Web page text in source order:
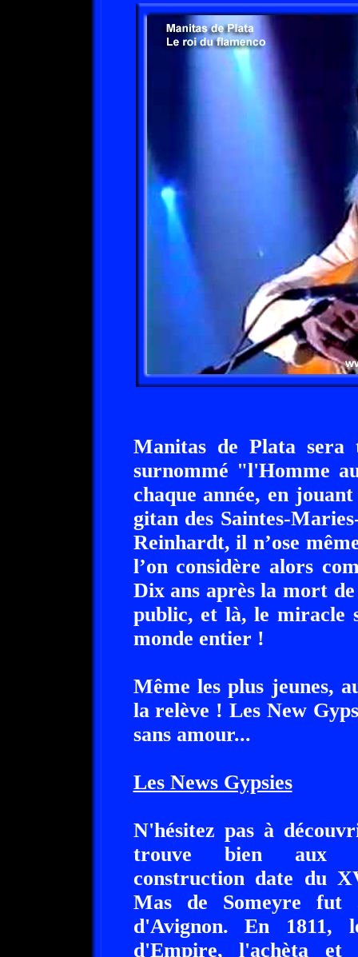
Manitas de Plata sera
surnommé "l'Homme
chaque année, en
gitan des Saintes-
Reinhardt, il n’ose
l’on considère alors
Dix ans après la mort
public, et là, le miracle
monde entier !
Même les plus jeunes,
la relève ! Les New
sans amour...
Les News Gypsies
N'hésitez pas à
trouve bien aux
construction date du
Mas de Someyre fut
d'Avignon. En 1811,
d'Empire, l'achèta et